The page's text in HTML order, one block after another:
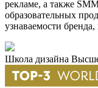
рекламе, а также
образовательных
узнаваемости
Школа дизайна